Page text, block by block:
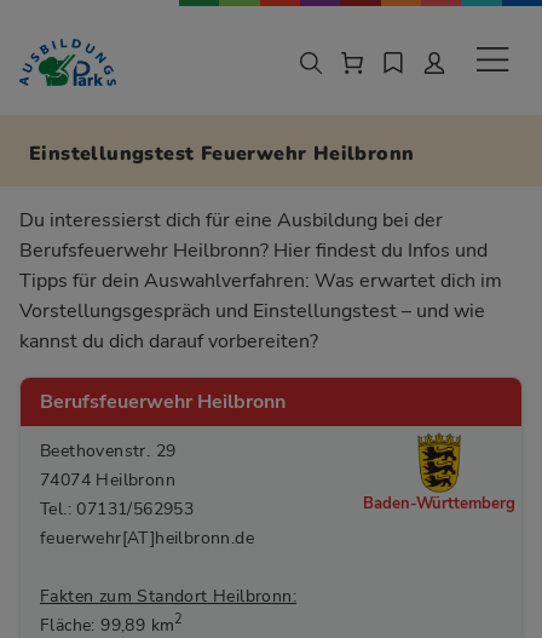
Zur Navigation springen
Zu den Hauptinhalten springen
Einstellungstest Feuerwehr Heilbronn
Du interessierst dich für eine Ausbildung bei der
Berufsfeuerwehr Heilbronn? Hier findest du Infos und
Tipps für dein Auswahlverfahren: Was erwartet dich im
Vorstellungsgespräch und Einstellungstest – und wie
kannst du dich darauf vorbereiten?
Berufsfeuerwehr Heilbronn
Beethovenstr. 29
74074 Heilbronn
Tel.: 07131/562953
feuerwehr[AT]heilbronn.de
Fakten zum Standort Heilbronn:
Fläche: 99,89 km2
Baden-Württemberg